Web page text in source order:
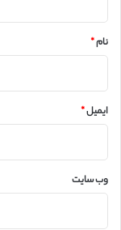
نام*
ایمیل*
وب‌ سایت